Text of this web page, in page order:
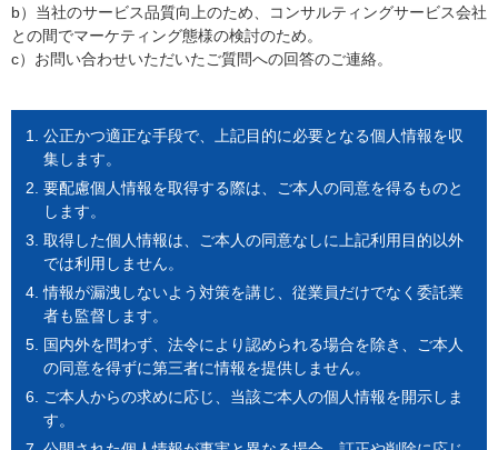
b）当社のサービス品質向上のため、コンサルティングサービス会社
との間でマーケティング態様の検討のため。
c）お問い合わせいただいたご質問への回答のご連絡。
公正かつ適正な手段で、上記目的に必要となる個人情報を収
集します。
要配慮個人情報を取得する際は、ご本人の同意を得るものと
します。
取得した個人情報は、ご本人の同意なしに上記利用目的以外
では利用しません。
情報が漏洩しないよう対策を講じ、従業員だけでなく委託業
者も監督します。
国内外を問わず、法令により認められる場合を除き、ご本人
の同意を得ずに第三者に情報を提供しません。
ご本人からの求めに応じ、当該ご本人の個人情報を開示しま
す。